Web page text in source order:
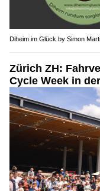
Diheim im Glück by Simon
Zürich ZH:
Cycle Week in